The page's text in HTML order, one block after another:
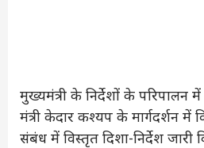
मुख्यमंत्री के निर्देशों के परिपालन
मंत्री केदार कश्यप के मार्गदर्शन
संबंध में विस्तृत दिशा-निर्देश